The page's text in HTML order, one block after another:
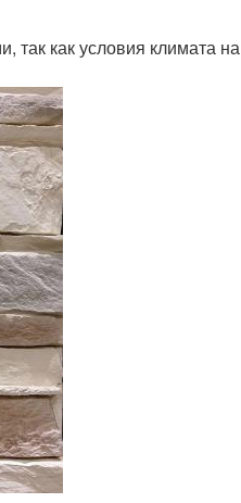
так как условия климата на